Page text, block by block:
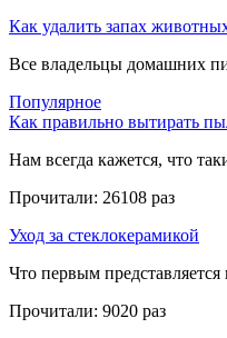
Как удалить запах
Все владельцы домашних
Популярное
Как правильно вытирать
Нам всегда кажется, что
Прочитали: 26108 раз
Уход за стеклокерамикой
Что первым
Прочитали: 9020 раз